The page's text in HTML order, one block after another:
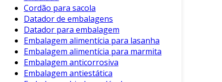
Benefícios das Embalagens de Papel
Biodegradável
Ao considerar o uso de embalagens de papel
biodegradável, algumas vantagens específicas
se destacam. Veja a seguir alguns dos
principais benefícios:
Cordão para sacola
Datador de embalagens
Datador para embalagem
Embalagem alimentícia para lasanha
Embalagem alimentícia para marmita
Embalagem anticorrosiva
Embalagem antiestática